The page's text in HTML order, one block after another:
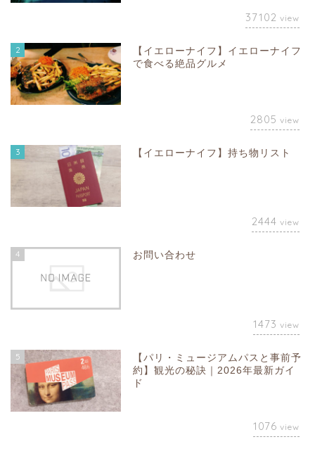
37102 view
2
【イエローナイフ】イエローナイフ
で食べる絶品グルメ
2805 view
3 【イエローナイフ】持ち物リスト
2444 view
4 お問い合わせ
1473 view
5
【パリ・ミュージアムパスと事前予
約】観光の秘訣｜2026年最新ガイ
ド
1076 view